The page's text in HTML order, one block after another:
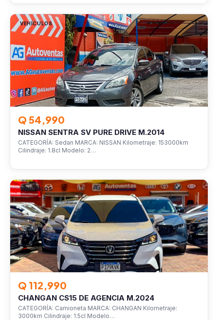
VEHÍCULOS
Q 54,990
NISSAN SENTRA SV PURE DRIVE M.2014
CATEGORÍA: Sedan MARCA: NISSAN Kilometraje: 153000km
Cilindraje: 1.8cl Modelo: 2…
VEHÍCULOS
Q 112,990
CHANGAN CS15 DE AGENCIA M.2024
CATEGORÍA: Camioneta MARCA: CHANGAN Kilometraje:
3000km Cilindraje: 1.5cl Modelo…